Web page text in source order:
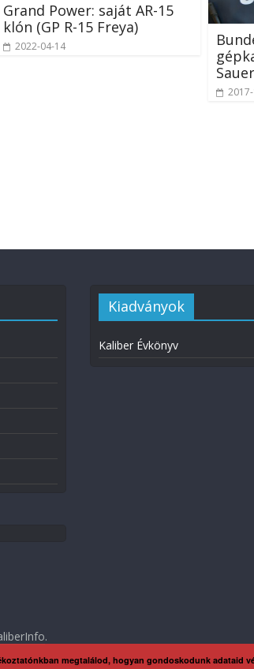
Grand Power: saját AR-15
klón (GP R-15 Freya)
2022-04-14
Kiadványok
Kaliber Évkönyv
.
megtalálod, hogyan gondoskodunk adataid